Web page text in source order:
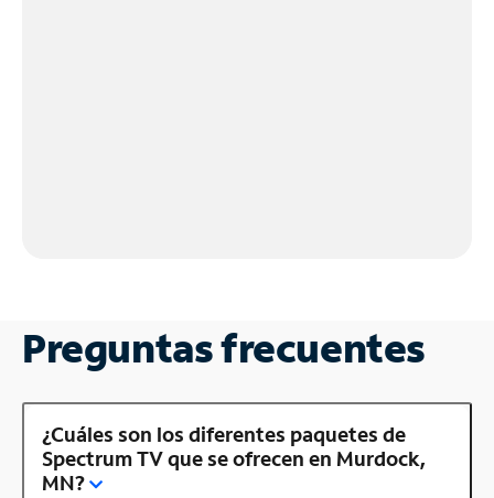
Preguntas frecuentes
¿Cuáles son los diferentes paquetes de
Spectrum TV que se ofrecen en Murdock,
MN?